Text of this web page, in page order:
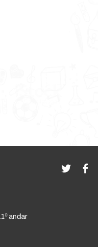
andar